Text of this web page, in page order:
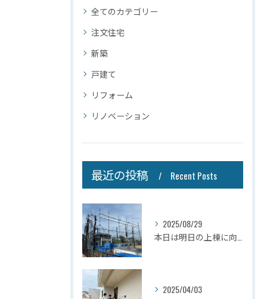
全てのカテゴリー
注文住宅
新築
戸建て
リフォーム
リノベーション
最近の投稿 Recent Posts
2025/08/29
2025/04/03